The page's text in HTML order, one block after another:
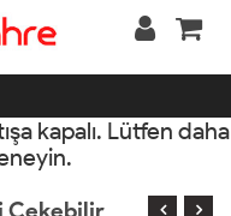
kapalı. Lütfen daha